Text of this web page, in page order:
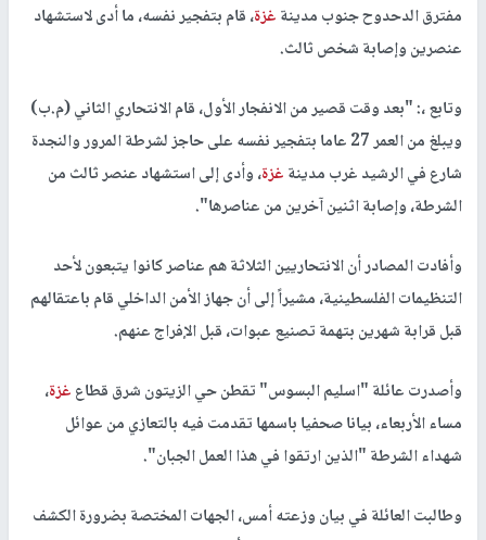
مفترق الدحدوح جنوب مدينةغزة، قام بتفجير نفسه، ما أدى لاستشهاد
عنصرين وإصابة شخص ثالث.
وتابع ،: "بعد وقت قصير من الانفجار الأول، قام الانتحاري الثاني (م.ب)
ويبلغ من العمر 27 عاما بتفجير نفسه على حاجز لشرطة المرور والنجدة
شارع في الرشيد غرب مدينةغزة، وأدى إلى استشهاد عنصر ثالث من
الشرطة، وإصابة اثنين آخرين من عناصرها".
وأفادت المصادر أن الانتحاريين الثلاثة هم عناصر كانوا يتبعون لأحد
التنظيمات الفلسطينية، مشيراً إلى أن جهاز الأمن الداخلي قام باعتقالهم
قبل قرابة شهرين بتهمة تصنيع عبوات، قبل الإفراج عنهم.
وأصدرت عائلة "اسليم البسوس" تقطن حي الزيتون شرق قطاعغزة،
مساء الأربعاء، بيانا صحفيا باسمها تقدمت فيه بالتعازي من عوائل
شهداء الشرطة "الذين ارتقوا في هذا العمل الجبان".
وطالبت العائلة في بيان وزعته أمس، الجهات المختصة بضرورة الكشف